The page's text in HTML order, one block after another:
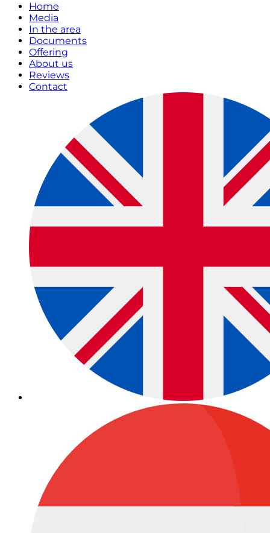
Home
Media
In the area
Documents
Offering
About us
Reviews
Contact